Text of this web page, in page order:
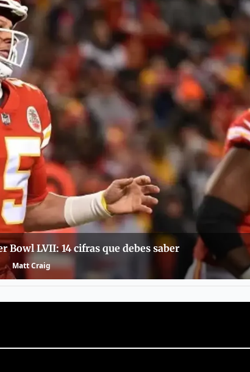
Bowl LVII: 14 cifras que debes saber
Matt Craig